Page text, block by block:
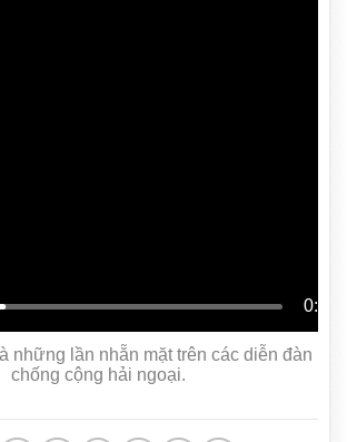
0:07
những lần nhẵn mặt trên các diễn đàn
chống cộng hải ngoại.